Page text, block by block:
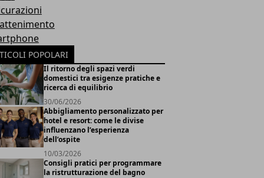
POPOLARI
Il ritorno degli spazi verdi
domestici tra esigenze pratiche e
ricerca di equilibrio
30/06/2026
Abbigliamento personalizzato per
hotel e resort: come le divise
influenzano l’esperienza
dell’ospite
10/03/2026
Consigli pratici per programmare
la ristrutturazione del bagno